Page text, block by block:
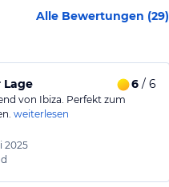
Alle Bewertungen (29)
Lage 6/ 6
von Ibiza. Perfekt zum
weiterlesen
2025